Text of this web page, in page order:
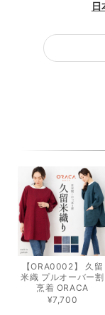
【ORA0002】 久留
米織 プルオーバー割
烹着 ORACA
¥7,700